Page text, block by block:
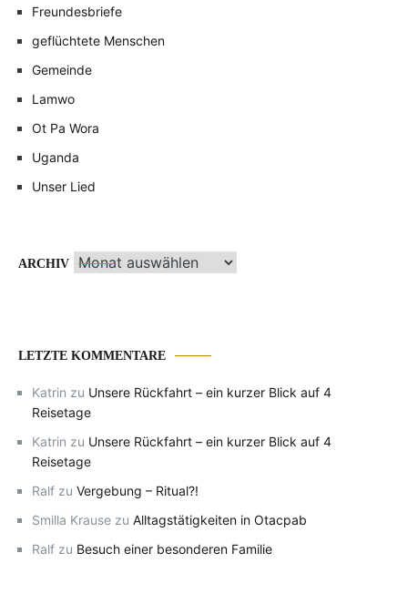
Freundesbriefe
geflüchtete Menschen
Gemeinde
Lamwo
Ot Pa Wora
Uganda
Unser Lied
ARCHIV Archiv
LETZTE KOMMENTARE
Katrin zu Unsere Rückfahrt – ein kurzer Blick auf 4
Reisetage
Katrin zu Unsere Rückfahrt – ein kurzer Blick auf 4
Reisetage
Ralf zu Vergebung – Ritual?!
Smilla Krause zu Alltagstätigkeiten in Otacpab
Ralf zu Besuch einer besonderen Familie